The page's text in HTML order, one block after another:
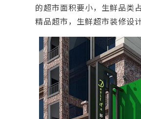
的超市面积要小，生鲜品类
精品超市，生鲜超市装修设